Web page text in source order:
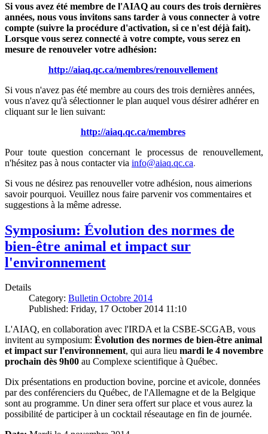
Si vous avez été membre de l'AIAQ au cours des trois dernières
années, nous vous invitons sans tarder à vous connecter à votre
compte (suivre la procédure d'activation, si ce n'est déjà fait).
Lorsque vous serez connecté à votre compte, vous serez en
mesure de renouveler votre adhésion:
http://aiaq.qc.ca/membres/renouvellement
Si vous n'avez pas été membre au cours des trois dernières années,
vous n'avez qu'à sélectionner le plan auquel vous désirer adhérer en
cliquant sur le lien suivant:
http://aiaq.qc.ca/membres
Pour toute question concernant le processus de renouvellement,
n'hésitez pas à nous contacter via info@aiaq.qc.ca.
Si vous ne désirez pas renouveller votre adhésion, nous aimerions
savoir pourquoi. Veuillez nous faire parvenir vos commentaires et
suggestions à la même adresse.
Symposium: Évolution des normes de
bien-être animal et impact sur
l'environnement
Details
Category: Bulletin Octobre 2014
Published: Friday, 17 October 2014 11:10
L'AIAQ, en collaboration avec l'IRDA et la CSBE-SCGAB, vous
invitent au symposium: Évolution des normes de bien-être animal
et impact sur l'environnement, qui aura lieu mardi le 4 novembre
prochain dès 9h00 au Complexe scientifique à Québec.
Dix présentations en production bovine, porcine et avicole, données
par des conférenciers du Québec, de l'Allemagne et de la Belgique
sont au programme. Un diner sera offert sur place et vous aurez la
possibilité de participer à un cocktail réseautage en fin de journée.